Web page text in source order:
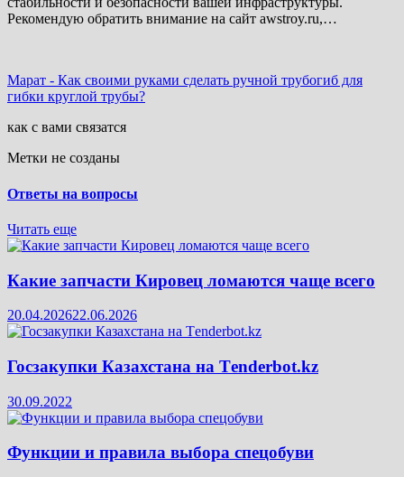
Рекомендую обратить внимание на сайт awstroy.ru,…
Марат - Как своими руками сделать ручной трубогиб для
гибки круглой трубы?
как с вами связатся
Метки не созданы
Ответы на вопросы
Читать еще
Какие запчасти Кировец ломаются чаще всего
20.04.202622.06.2026
Госзакупки Казахстана на Тenderbot.kz
30.09.2022
Функции и правила выбора спецобуви